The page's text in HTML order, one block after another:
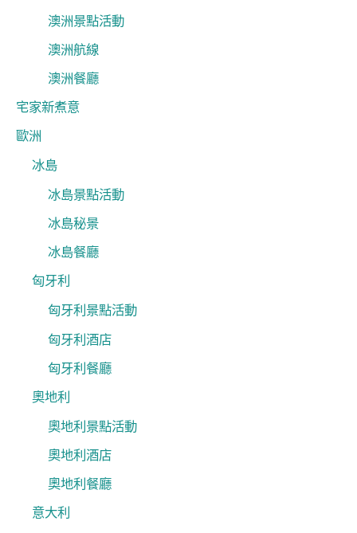
澳洲景點活動
澳洲航線
澳洲餐廳
宅家新煮意
歐洲
冰島
冰島景點活動
冰島秘景
冰島餐廳
匈牙利
匈牙利景點活動
匈牙利酒店
匈牙利餐廳
奧地利
奧地利景點活動
奧地利酒店
奧地利餐廳
意大利